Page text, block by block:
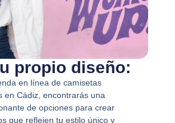
propio diseño:
en línea de camisetas
en Cádiz, encontrarás una
de opciones para crear
que reflejen tu estilo único y